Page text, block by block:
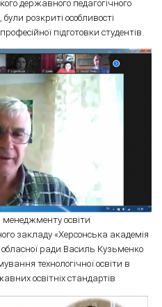
державного педагогічного
розкриті особливості
підготовки студентів.
менеджменту освіти
закладу «Херсонська академія
обласної ради Василь Кузьменко
технологічної освіти в
освітніх стандартів